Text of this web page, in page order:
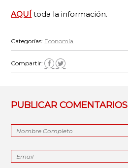
AQUÍ toda la información.
Categorías: Economía
Compartir:
PUBLICAR COMENTARIOS